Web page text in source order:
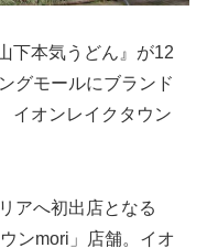
下本気うどん』が12
グモールにブランド
イオンレイクタウン
アへ初出店となる
ンmori」店舗。イオ